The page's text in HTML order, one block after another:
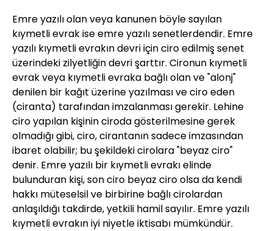
Emre yazılı olan veya kanunen böyle sayılan
kıymetli evrak ise emre yazılı senetlerdendir. Emre
yazılı kıymetli evrakın devri için ciro edilmiş senet
üzerindeki zilyetliğin devri şarttır. Cironun kıymetli
evrak veya kıymetli evraka bağlı olan ve "alonj"
denilen bir kağıt üzerine yazılması ve ciro eden
(ciranta) tarafından imzalanması gerekir. Lehine
ciro yapılan kişinin ciroda gösterilmesine gerek
olmadığı gibi, ciro, cirantanın sadece imzasından
ibaret olabilir; bu şekildeki cirolara "beyaz ciro"
denir. Emre yazılı bir kıymetli evrakı elinde
bulunduran kişi, son ciro beyaz ciro olsa da kendi
hakkı müteselsil ve birbirine bağlı cirolardan
anlaşıldığı takdirde, yetkili hamil sayılır. Emre yazılı
kıymetli evrakın iyi niyetle iktisabı mümkündür.